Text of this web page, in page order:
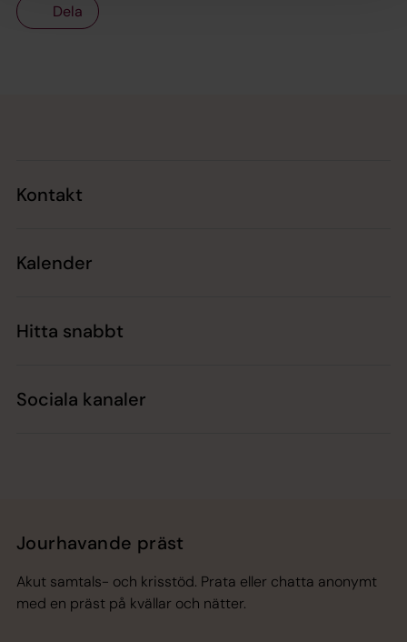
Dela
Kontakt
Kalender
Hitta snabbt
Sociala kanaler
Jourhavande präst
Akut samtals- och krisstöd. Prata eller chatta anonymt
med en präst på kvällar och nätter.